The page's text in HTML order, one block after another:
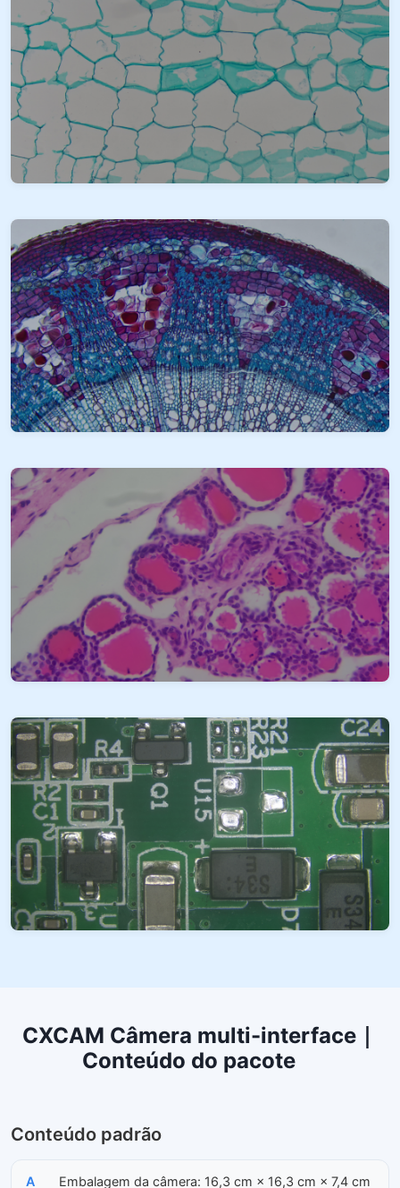
CXCAM Câmera multi-interface｜
Conteúdo do pacote
Conteúdo padrão
A Embalagem da câmera: 16,3 cm × 16,3 cm × 7,4 cm